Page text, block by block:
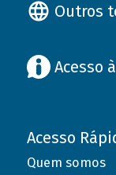
Outros
Acesso
Acesso
Quem somos